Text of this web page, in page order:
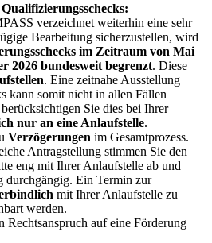
verzeichnet weiterhin eine sehr
Bearbeitung sicherzustellen, wird
im Zeitraum von Mai
2026 bundesweit begrenzt. Diese
. Eine zeitnahe Ausstellung
kann somit nicht in allen Fällen
Sie dies bei Ihrer
nur an eine Anlaufstelle.
Verzögerungen im Gesamtprozess.
Antragstellung stimmen Sie den
eng mit Ihrer Anlaufstelle ab und
durchgängig. Ein Termin zur
mit Ihrer Anlaufstelle zu
werden.
Rechtsanspruch auf eine Förderung